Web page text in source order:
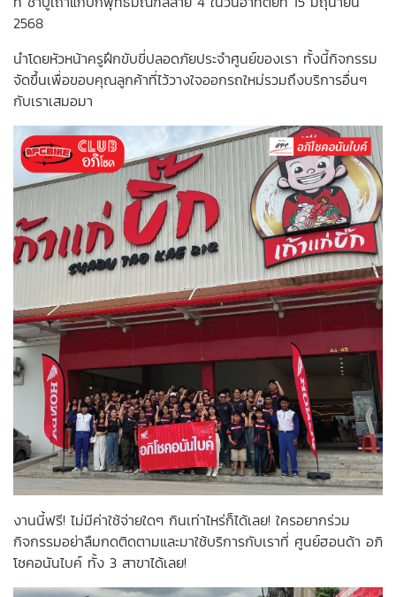
2568
นำโดยหัวหน้าครูฝึกขับขี่ปลอดภัยประจำศูนย์ของเรา ทั้งนี้กิจกรรม
จัดขึ้นเพื่อขอบคุณลูกค้าที่ไว้วางใจออกรถใหม่รวมถึงบริการอื่นๆ
กับเราเสมอมา
งานนี้ฟรี! ไม่มีค่าใช้จ่ายใดๆ กินเท่าไหร่ก็ได้เลย! ใครอยากร่วม
กิจกรรมอย่าลืมกดติดตามและมาใช้บริการกับเราที่ ศูนย์ฮอนด้า อภิ
โชคอนันไบค์ ทั้ง 3 สาขาได้เลย!